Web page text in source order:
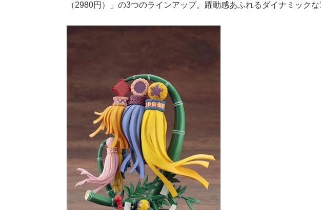
（2980円）」の3つのラインアップ。躍動感あふれるダイナミック